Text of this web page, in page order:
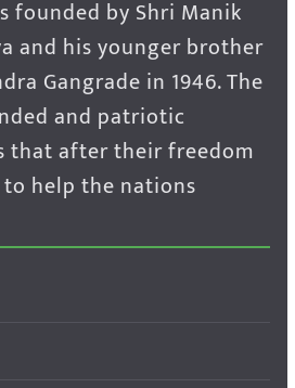
founded by Shri Manik
and his younger brother
Gangrade in 1946. The
and patriotic
that after their freedom
help the nations